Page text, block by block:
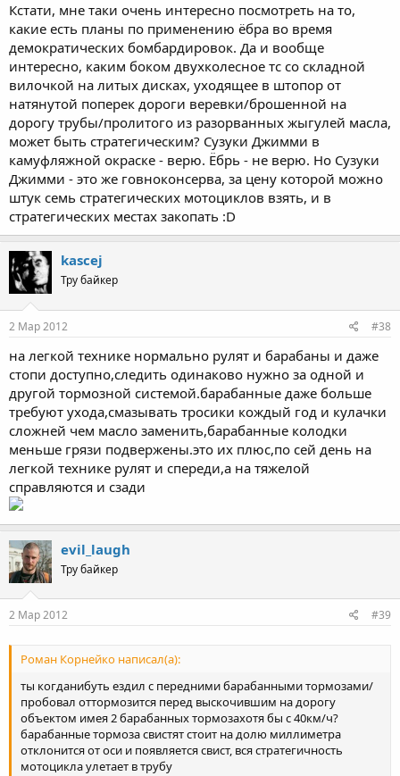
Кстати, мне таки очень интересно посмотреть на то,
какие есть планы по применению ёбра во время
демократических бомбардировок. Да и вообще
интересно, каким боком двухколесное тс со складной
вилочкой на литых дисках, уходящее в штопор от
натянутой поперек дороги веревки/брошенной на
дорогу трубы/пролитого из разорванных жыгулей масла,
может быть стратегическим? Сузуки Джимми в
камуфляжной окраске - верю. Ёбрь - не верю. Но Сузуки
Джимми - это же говноконсерва, за цену которой можно
штук семь стратегических мотоциклов взять, и в
стратегических местах закопать :D
kascej
Тру байкер
2 Мар 2012 #38
на легкой технике нормально рулят и барабаны и даже
стопи доступно,следить одинаково нужно за одной и
другой тормозной системой.барабанные даже больше
требуют ухода,смазывать тросики кождый год и кулачки
сложней чем масло заменить,барабанные колодки
меньше грязи подвержены.это их плюс,по сей день на
легкой технике рулят и спереди,а на тяжелой
справляются и сзади
evil_laugh
Тру байкер
2 Мар 2012 #39
Роман Корнейко написал(а):
ты когданибуть ездил с передними барабанными тормозами/
пробовал оттормозится перед выскочившим на дорогу
объектом имея 2 барабанных тормозахотя бы с 40км/ч?
барабанные тормоза свистят стоит на долю миллиметра
отклонится от оси и появляется свист, вся стратегичность
мотоцикла улетает в трубу